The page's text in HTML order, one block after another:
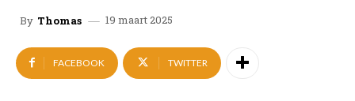
By Thomas 19 maart 2025
FACEBOOK TWITTER